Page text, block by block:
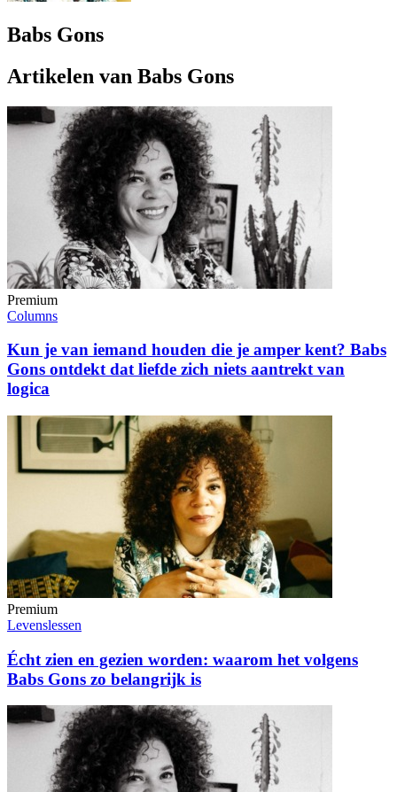
Babs Gons
Artikelen van Babs Gons
Premium
Columns
Kun je van iemand houden die je amper kent? Babs
Gons ontdekt dat liefde zich niets aantrekt van
logica
Premium
Levenslessen
Écht zien en gezien worden: waarom het volgens
Babs Gons zo belangrijk is